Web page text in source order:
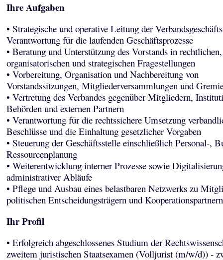
Ihre Aufgaben
• Strategische und operative Leitung der
Verantwortung für die laufenden Geschäftsprozesse
• Beratung und Unterstützung des Vorstands in rechtlichen,
organisatorischen und strategischen Fragestellungen
• Vorbereitung, Organisation und Nachbereitung von
Vorstandssitzungen, Mitgliederversammlungen und
• Vertretung des Verbandes gegenüber Mitgliedern,
Behörden und externen Partnern
• Verantwortung für die rechtssichere Umsetzung
Beschlüsse und die Einhaltung gesetzlicher Vorgaben
• Steuerung der Geschäftsstelle einschließlich Personal-,
Ressourcenplanung
• Weiterentwicklung interner Prozesse sowie
administrativer Abläufe
• Pflege und Ausbau eines belastbaren Netzwerks zu
politischen Entscheidungsträgern und Kooperationspartnern
Ihr Profil
• Erfolgreich abgeschlossenes Studium der
zweitem juristischen Staatsexamen (Volljurist (m/w/d)) -